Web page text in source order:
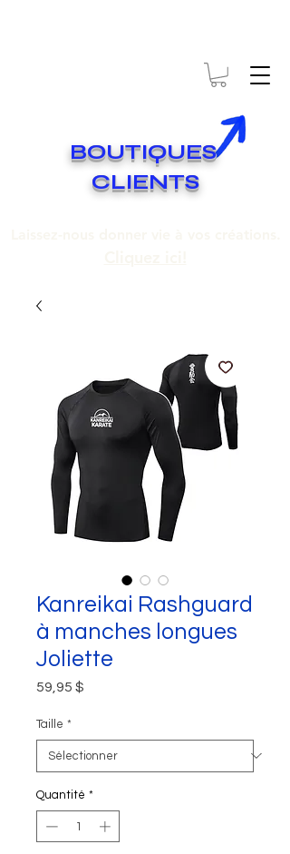
BOUTIQUES
CLIENTS
Kanreikai Rashguard
à manches longues
Joliette
59,95 $
Taille *
Quantité *